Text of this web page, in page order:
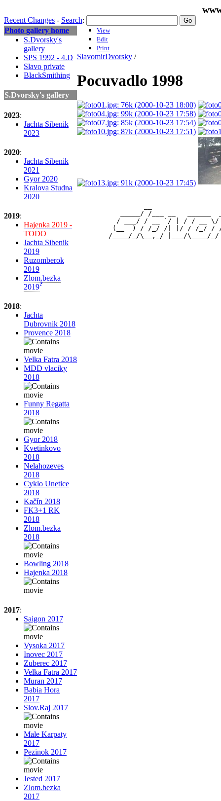
Recent Changes - Search:
Photo gallery home
S.Dvorsky's
gallery
SPS 1992 - 4.D
Slavo private
BlackSmithing
S.Dvorsky's gallery
2023:
Jachta Sibenik
2023
2020:
Jachta Sibenik
2021
Gyor 2020
Kralova Studna
2020
2019:
Hajenka 2019 -
TODO
Jachta Sibenik
2019
Ruzomberok
2019
Zlom.bezka
2019?
2018:
Jachta
Dubrovnik 2018
Provence 2018
Velka Fatra 2018
MDD vlaciky
2018
Funny Regatta
2018
Gyor 2018
Kvetinkovo
2018
Nelahozeves
2018
Cyklo Unetice
2018
Kačín 2018
FK3+1 RK
2018
Zlom.bezka
2018
Bowling 2018
Hajenka 2018
2017:
Saigon 2017
Vysoka 2017
Inovec 2017
Zuberec 2017
Velka Fatra 2017
Muran 2017
Babia Hora
2017
Slov.Raj 2017
Male Karpaty
2017
Pezinok 2017
Jested 2017
Zlom.bezka
2017
View
Edit
Print
SlavomirDvorsky /
Pocuvadlo 1998
_____/ /___ __   ______
/ ___/ / __ `/ | / / __
(__  ) / /_/ /| |/ / /_/ /